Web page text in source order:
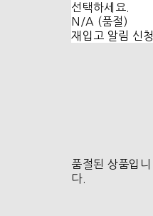
선택하세요.
N/A (품절)
재입고 알림 신청
품절된 상품입니
다.